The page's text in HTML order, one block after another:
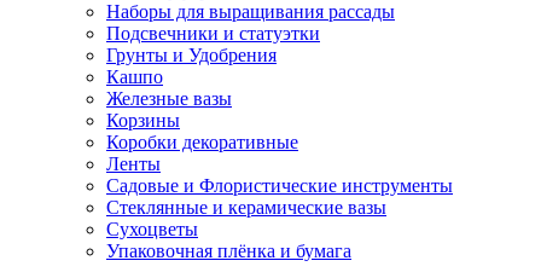
Наборы для выращивания рассады
Подсвечники и статуэтки
Грунты и Удобрения
Кашпо
Железные вазы
Корзины
Коробки декоративные
Ленты
Садовые и Флористические инструменты
Стеклянные и керамические вазы
Сухоцветы
Упаковочная плёнка и бумага